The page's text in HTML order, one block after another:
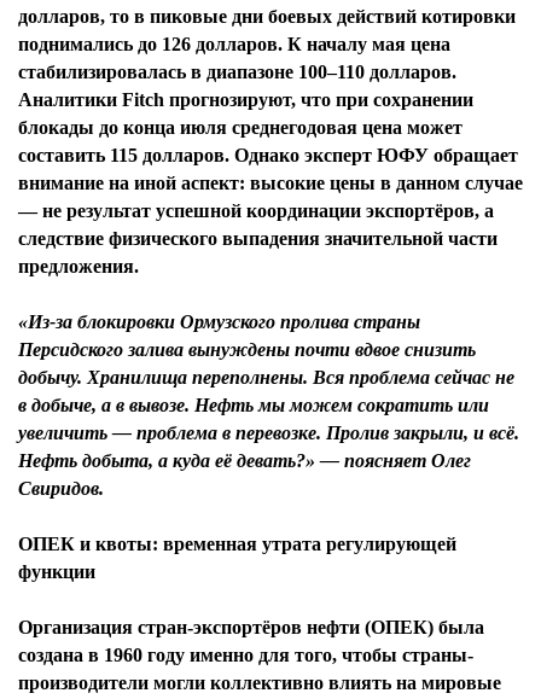
долларов, то в пиковые дни боевых действий котировки
поднимались до 126 долларов. К началу мая цена
стабилизировалась в диапазоне 100–110 долларов.
Аналитики Fitch прогнозируют, что при сохранении
блокады до конца июля среднегодовая цена может
составить 115 долларов. Однако эксперт ЮФУ обращает
внимание на иной аспект: высокие цены в данном случае
— не результат успешной координации экспортёров, а
следствие физического выпадения значительной части
предложения.
«Из-за блокировки Ормузского пролива страны
Персидского залива вынуждены почти вдвое снизить
добычу. Хранилища переполнены. Вся проблема сейчас не
в добыче, а в вывозе. Нефть мы можем сократить или
увеличить — проблема в перевозке. Пролив закрыли, и всё.
Нефть добыта, а куда её девать?» — поясняет Олег
Свиридов.
ОПЕК и квоты: временная утрата регулирующей
функции
Организация стран-экспортёров нефти (ОПЕК) была
создана в 1960 году именно для того, чтобы страны-
производители могли коллективно влиять на мировые